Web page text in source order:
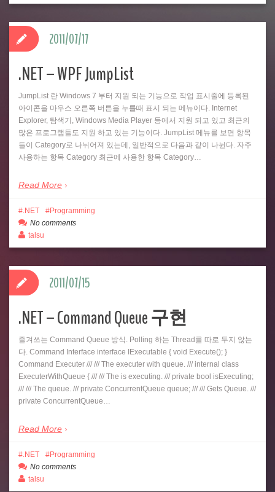
.NET – WPF JumpList
JumpList 란 Windows 7 부터 지원 되는 기능으로 작업 표시줄에 등록된
아이콘을 마우스 오른쪽 버튼을 누를때 표시 되는 메뉴이다. Internet
Explorer, 탐색기, Windows Media Player 등에서 지원 되고 있고 최근의
많은 프로그램들도 지원 하고 있는 기능이다. JumpList 메뉴를 보면 항목
들이 Category로 나뉘어져 있는데, 일반적으로 다음과 같이 나뉜다. 자주
사용하는 항목 Category 최근에 사용한 항목 Category…
Read More
2011/07/17
.NET
Programming
No comments
talsu
.NET – Command Queue 구현
즐겨쓰는 Command Queue 방식. Polling 하는 Thread를 따로 두지 않는
다. Command Interface interface IExecutable { void Execute(); }
Command Executer /// /// The executer with queue. /// internal class
ExecuterWithQueue { /// /// The is executing. /// private bool isExecuting;
/// /// The queue. /// private ConcurrentQueue queue; /// /// Gets Queue. ///
private ConcurrentQueue…
Read More
2011/07/15
.NET
Programming
No comments
talsu